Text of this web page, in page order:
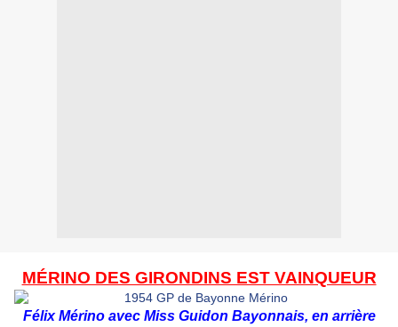
MÉRINO DES GIRONDINS EST VAINQUEUR
Félix Mérino avec Miss Guidon Bayonnais, en arrière